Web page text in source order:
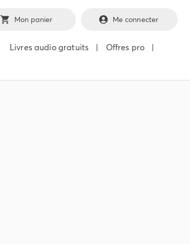
Mon panier Me connecter
Livres audio gratuits | Offres pro
|